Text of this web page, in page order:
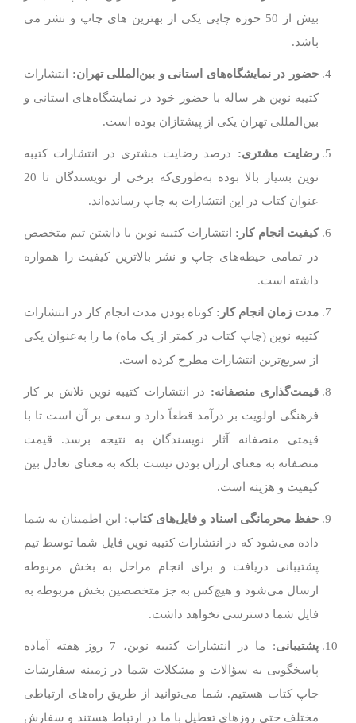
بیش از 50 حوزه چاپی یکی از بهترین های چاپ و نشر می
باشد.
حضور در نمایشگاه‌های استانی و بین‌المللی تهران: انتشارات
کتیبه نوین هر ساله با حضور خود در نمایشگاه‌های استانی و
بین‌المللی تهران یکی از پیشتازان بوده است.
رضایت مشتری: درصد رضایت مشتری در انتشارات کتیبه
نوین بسیار بالا بوده به‌طوری‌که برخی از نویسندگان تا 20
عنوان کتاب در این انتشارات به چاپ رسانده‌اند.
کیفیت انجام کار: انتشارات کتیبه نوین با داشتن تیم متخصص
در تمامی حیطه‌های چاپ و نشر بالاترین کیفیت را همواره
داشته است.
مدت زمان انجام کار: کوتاه بودن مدت انجام کار در انتشارات
کتیبه نوین (چاپ کتاب در کمتر از یک ماه) ما را به‌عنوان یکی
از سریع‌ترین انتشارات مطرح کرده است.
قیمت‌گذاری منصفانه: در انتشارات کتیبه نوین تلاش بر کار
فرهنگی اولویت بر درآمد قطعاً دارد و سعی بر آن است تا با
قیمتی منصفانه آثار نویسندگان به نتیجه برسد. قیمت
منصفانه به معنای ارزان بودن نیست بلکه به معنای تعادل بین
کیفیت و هزینه است.
حفظ محرمانگی اسناد و فایل‌های کتاب: این اطمینان به شما
داده می‌شود که در انتشارات کتیبه نوین فایل شما توسط تیم
پشتیبانی دریافت و برای انجام مراحل به بخش مربوطه
ارسال می‌شود و هیچ‌کس به جز متخصصین بخش مربوطه به
فایل شما دسترسی نخواهد داشت.
پشتیبانی
: ما در انتشارات کتیبه نوین، 7 روز هفته آماده
پاسخگویی به سؤالات و مشکلات شما در زمینه سفارشات
چاپ کتاب هستیم. شما می‌توانید از طریق راه‌های ارتباطی
مختلف حتی روزهای تعطیل با ما در ارتباط هستند و سفارش